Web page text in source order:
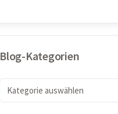
Blog-Kategorien